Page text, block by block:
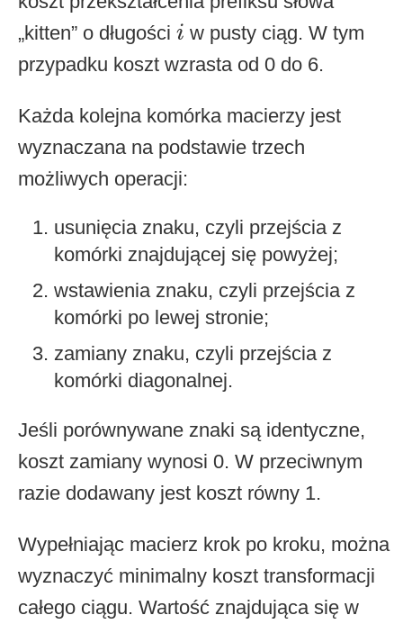
„kitten” o długości i
i w pusty ciąg. W tym
przypadku koszt wzrasta od 0 do 6.
Każda kolejna komórka macierzy jest
wyznaczana na podstawie trzech
możliwych operacji:
usunięcia znaku, czyli przejścia z
komórki znajdującej się powyżej;
wstawienia znaku, czyli przejścia z
komórki po lewej stronie;
zamiany znaku, czyli przejścia z
komórki diagonalnej.
Jeśli porównywane znaki są identyczne,
koszt zamiany wynosi 0. W przeciwnym
razie dodawany jest koszt równy 1.
Wypełniając macierz krok po kroku, można
wyznaczyć minimalny koszt transformacji
całego ciągu. Wartość znajdująca się w